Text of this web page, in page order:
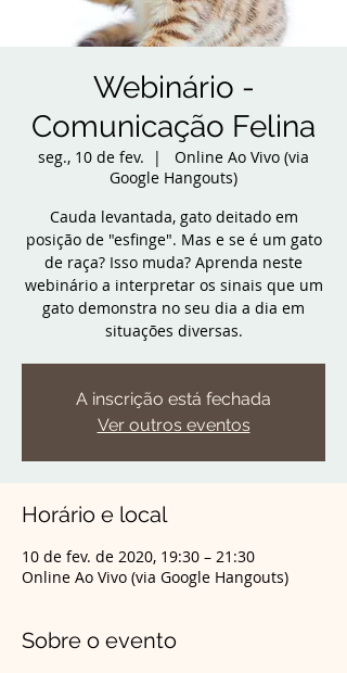
Webinário -
Comunicação Felina
seg., 10 de fev.
  |
Online Ao Vivo (via
Google Hangouts)
Cauda levantada, gato deitado em
posição de "esfinge". Mas e se é um gato
de raça? Isso muda? Aprenda neste
webinário a interpretar os sinais que um
gato demonstra no seu dia a dia em
situações diversas.
A inscrição está fechada
Ver outros eventos
Horário e local
10 de fev. de 2020, 19:30 – 21:30
Online Ao Vivo (via Google Hangouts)
Sobre o evento